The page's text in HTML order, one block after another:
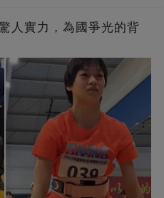
人實力，為國爭光的背